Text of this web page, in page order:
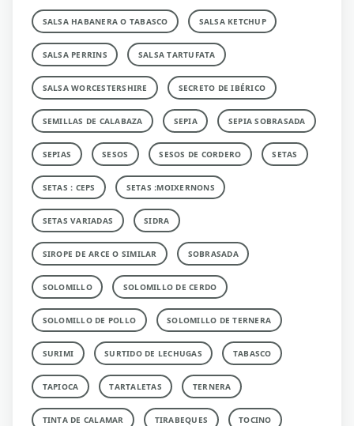
SALSA HABANERA O TABASCO SALSA KETCHUP
SALSA PERRINS SALSA TARTUFATA
SALSA WORCESTERSHIRE SECRETO DE IBÉRICO
SEMILLAS DE CALABAZA SEPIA SEPIA SOBRASADA
SEPIAS SESOS SESOS DE CORDERO SETAS
SETAS : CEPS SETAS :MOIXERNONS
SETAS VARIADAS SIDRA
SIROPE DE ARCE O SIMILAR SOBRASADA
SOLOMILLO SOLOMILLO DE CERDO
SOLOMILLO DE POLLO SOLOMILLO DE TERNERA
SURIMI SURTIDO DE LECHUGAS TABASCO
TAPIOCA TARTALETAS TERNERA
TINTA DE CALAMAR TIRABEQUES TOCINO